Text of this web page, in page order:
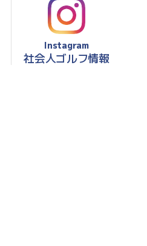
Instagram
社会人ゴルフ情報